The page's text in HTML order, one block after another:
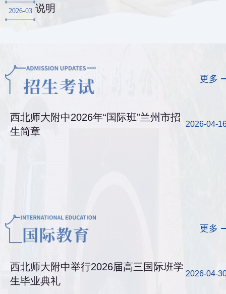
2026-03 说明
更多
西北师大附中2026年“国际班”兰州市招
生简章
2026-04-
更多
西北师大附中举行2026届高三国际班学
生毕业典礼
2026-04-